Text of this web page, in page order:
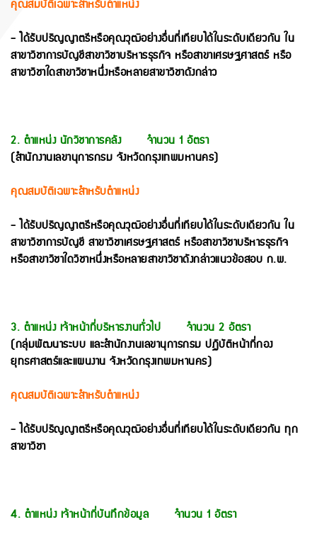
คุณสมบัติเฉพาะสำหรับตำแหน่ง
- ได้รับปริญญาตรีหรือคุณวุฒิอย่างอื่นที่เทียบได้ในระดับเดียวกัน ใน
สาขาวิชาการบัญชีสาขาวิชาบริหารธุรกิจ หรือสาขาเศรษฐศาสตร์ หรือ
สาขาวิชาใดสาขาวิชาหนึ่งหรือหลายสาขาวิชาดังกล่าว
2. ตำแหน่ง นักวิชาการคลัง จำนวน 1 อัตรา
(สำนักงานเลขานุการกรม จังหวัดกรุงเทพมหานคร)
คุณสมบัติเฉพาะสำหรับตำแหน่ง
- ได้รับปริญญาตรีหรือคุณวุฒิอย่างอื่นที่เทียบได้ในระดับเดียวกัน ใน
สาขาวิชาการบัญชี สาขาวิชาเศรษฐศาสตร์ หรือสาขาวิชาบริหารธุรกิจ
หรือสาขาวิชาใดวิชาหนึ่งหรือหลายสาขาวิชาดังกล่าวแนวข้อสอบ ก.พ.
3. ตำแหน่ง เจ้าหน้าที่บริหารงานทั่วไป จำนวน 2 อัตรา
(กลุ่มพัฒนาระบบ และสำนักงานเลขานุการกรม ปฏิบัติหน้าที่กอง
ยุทธศาสตร์และแผนงาน จังหวัดกรุงเทพมหานคร)
คุณสมบัติเฉพาะสำหรับตำแหน่ง
- ได้รับปริญญาตรีหรือคุณวุฒิอย่างอื่นที่เทียบได้ในระดับเดียวกัน ทุก
สาขาวิชา
4. ตำแหน่ง เจ้าหน้าที่บันทึกข้อมูล จำนวน 1 อัตรา